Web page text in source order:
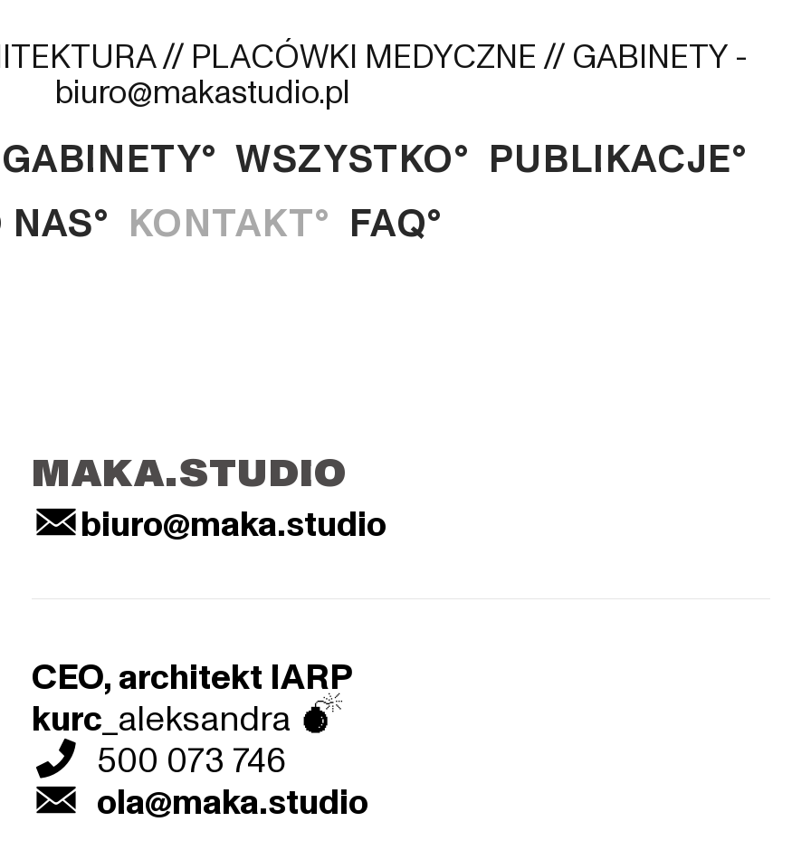
GABINETY° WSZYSTKO° PUBLIKACJE°
NAS° KONTAKT° FAQ°
MAKA.STUDIO
︎biuro@maka.studio
CEO, architekt IARP
kurc_aleksandra ︎
︎ 500 073 746
︎ ola@maka.studio